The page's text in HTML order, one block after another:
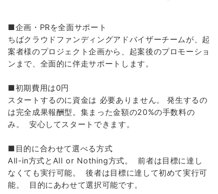
■企画・PRを全面サポート
ちばクラウドファンディングアドバイザーチームが、起
案者様のプロジェクト企画から、起案後のプロモーショ
ンまで、全面的に伴走サポートします。
■初期費用は0円
スタートするのに資金は 必要ありません。 発生するの
は完全成果報酬型。集まった金額の20%の手数料の
み。 安心してスタートできます。
■目的に合わせて選べる方式
All-in方式とAll or Nothing方式。 前者は目標に達し
なくても実行可能。 後者は目標に達して初めて実行可
能。 目的にあわせて選択可能です。